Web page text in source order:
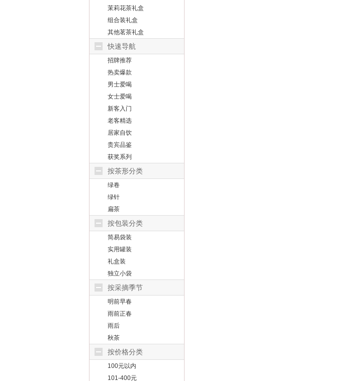
茉莉花茶礼盒
组合装礼盒
其他茗茶礼盒
快速导航
招牌推荐
热卖爆款
男士爱喝
女士爱喝
新客入门
老客精选
居家自饮
贵宾品鉴
获奖系列
按茶形分类
绿卷
绿针
扁茶
按包装分类
简易袋装
实用罐装
礼盒装
独立小袋
按采摘季节
明前早春
雨前正春
雨后
秋茶
按价格分类
100元以内
101-400元